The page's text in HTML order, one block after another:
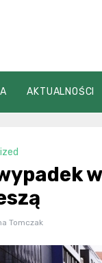
AKTUALNOŚCI
Tomczak